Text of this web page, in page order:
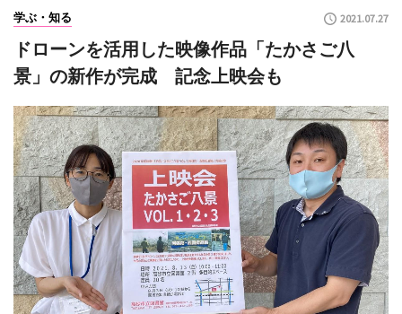
学ぶ・知る 2021.07.27
ドローンを活用した映像作品「たかさご八
景」の新作が完成 記念上映会も